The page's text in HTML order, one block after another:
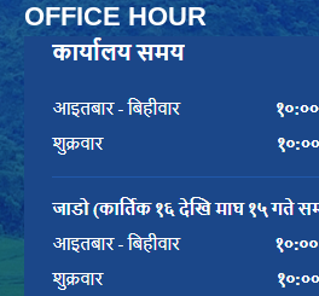
OFFICE HOUR